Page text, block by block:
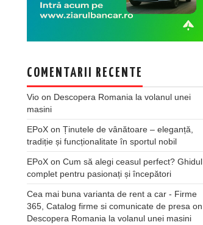
COMENTARII RECENTE
Vio on Descopera Romania la volanul unei
masini
EPoX on Ținutele de vânătoare – eleganță,
tradiție și funcționalitate în sportul nobil
EPoX on Cum să alegi ceasul perfect? Ghidul
complet pentru pasionați și începători
Cea mai buna varianta de rent a car - Firme
365, Catalog firme si comunicate de presa on
Descopera Romania la volanul unei masini